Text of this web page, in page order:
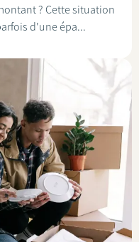
? Cette situation
d'une épa...